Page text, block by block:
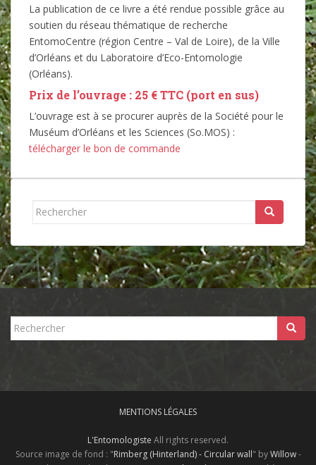
La publication de ce livre a été rendue possible grâce au
soutien du réseau thématique de recherche
EntomoCentre (région Centre – Val de Loire), de la Ville
d’Orléans et du Laboratoire d’Eco-Entomologie
(Orléans).
Prix de l’ouvrage : 25 € TTC (port en sus)
L’ouvrage est à se procurer auprès de la Société pour le
Muséum d’Orléans et les Sciences (So.MOS) :
télécharger le bon de commande
Rechercher...
Rechercher...
MENTIONS LÉGALES
L'Entomologiste All rights reserved.
Source image de fond : "Rimberg (Hinterland) - Circular wall" byWillow-